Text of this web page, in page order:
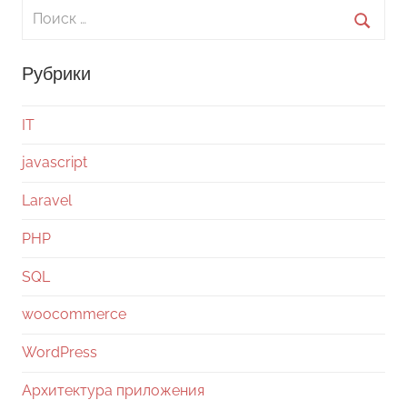
Поиск
Рубрики
IT
javascript
Laravel
PHP
SQL
woocommerce
WordPress
Архитектура приложения